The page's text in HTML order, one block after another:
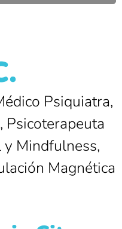
Psiquiatra,
Psicoterapeuta
Mindfulness,
Magnética